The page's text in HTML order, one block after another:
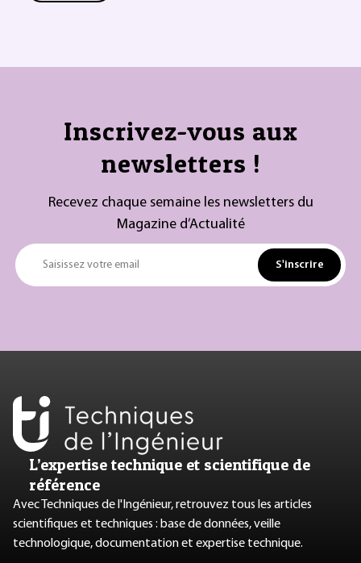
Inscrivez-vous aux
newsletters !
Recevez chaque semaine les newsletters du
Magazine d’Actualité
Saisissez votre email S'inscrire
L’expertise technique et scientifique de
référence
Avec Techniques de l'Ingénieur, retrouvez tous les articles
scientifiques et techniques : base de données, veille
technologique, documentation et expertise technique.